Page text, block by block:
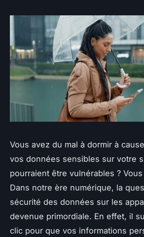
Vous avez du mal à dormir à
vos données sensibles sur votre
pourraient être vulnérables ? Vous
Dans notre ère numérique, la
sécurité des données sur les
devenue primordiale. En effet, il
clic pour que vos informations